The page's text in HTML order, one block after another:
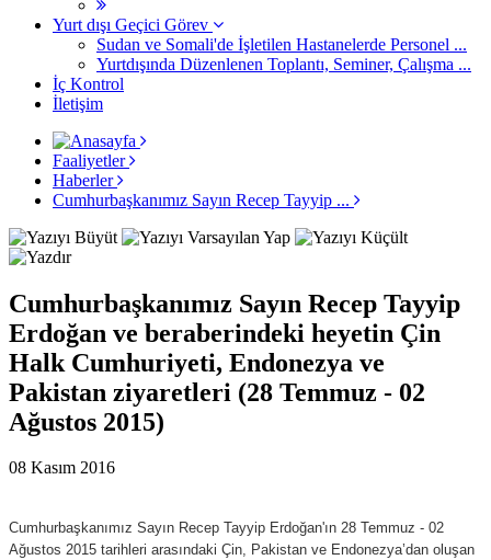
Yurt dışı Geçici Görev
Sudan ve Somali'de İşletilen Hastanelerde Personel ...
Yurtdışında Düzenlenen Toplantı, Seminer, Çalışma ...
İç Kontrol
İletişim
Faaliyetler
Haberler
Cumhurbaşkanımız Sayın Recep Tayyip ...
Cumhurbaşkanımız Sayın Recep Tayyip
Erdoğan ve beraberindeki heyetin Çin
Halk Cumhuriyeti, Endonezya ve
Pakistan ziyaretleri (28 Temmuz - 02
Ağustos 2015)
08 Kasım 2016
Cumhurbaşkanımız Sayın Recep Tayyip Erdoğan'ın 28 Temmuz - 02
Ağustos 2015 tarihleri arasındaki Çin, Pakistan ve Endonezya’dan oluşan